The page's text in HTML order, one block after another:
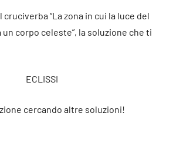
“La zona in cui la luce del
corpo celeste”, la soluzione che ti
ECLISSI
cercando altre soluzioni!